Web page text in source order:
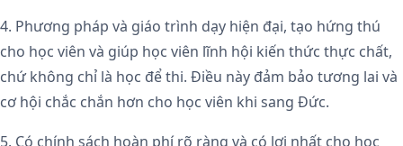
4. Phương pháp và giáo trình dạy hiện đại, tạo hứng thú
cho học viên và giúp học viên lĩnh hội kiến thức thực chất,
chứ không chỉ là học để thi. Điều này đảm bảo tương lai và
cơ hội chắc chắn hơn cho học viên khi sang Đức.
5. Có chính sách hoàn phí rõ ràng và có lợi nhất cho học